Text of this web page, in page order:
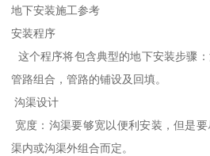
地下安装施工参考
安装程序
这个程序将包含典型的地下安装步骤
管路组合，管路的铺设及回填。
沟渠设计
宽度：沟渠要够宽以便利安装，但是
渠内或沟渠外组合而定。